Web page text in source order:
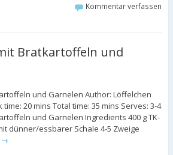
Kommentar verfassen
Bratkartoffeln und
und Garnelen Author: Löffelchen
time: 20 mins Total time: 35 mins Serves: 3-4
und Garnelen Ingredients 400 g TK-
dünner/essbarer Schale 4-5 Zweige
→